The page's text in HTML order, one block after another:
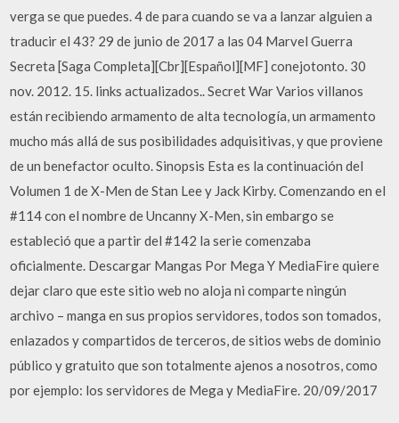
verga se que puedes. 4 de para cuando se va a lanzar alguien a
traducir el 43? 29 de junio de 2017 a las 04 Marvel Guerra
Secreta [Saga Completa][Cbr][Español][MF] conejotonto. 30
nov. 2012. 15. links actualizados.. Secret War Varios villanos
están recibiendo armamento de alta tecnología, un armamento
mucho más allá de sus posibilidades adquisitivas, y que proviene
de un benefactor oculto. Sinopsis Esta es la continuación del
Volumen 1 de X-Men de Stan Lee y Jack Kirby. Comenzando en el
#114 con el nombre de Uncanny X-Men, sin embargo se
estableció que a partir del #142 la serie comenzaba
oficialmente. Descargar Mangas Por Mega Y MediaFire quiere
dejar claro que este sitio web no aloja ni comparte ningún
archivo – manga en sus propios servidores, todos son tomados,
enlazados y compartidos de terceros, de sitios webs de dominio
público y gratuito que son totalmente ajenos a nosotros, como
por ejemplo: los servidores de Mega y MediaFire. 20/09/2017